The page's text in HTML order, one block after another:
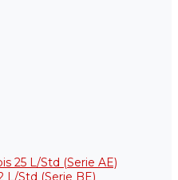
25 L/Std (Serie AE)
L/Std (Serie BE)